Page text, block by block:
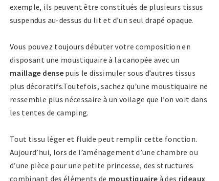
exemple, ils peuvent être constitués de plusieurs tissus
suspendus au-dessus du lit et d’un seul drapé opaque.
Vous pouvez toujours débuter votre composition en
disposant une moustiquaire à la canopée avec un
maillage densepuis le dissimuler sous d’autres tissus
plus décoratifs.Toutefois, sachez qu’une moustiquaire ne
ressemble plus nécessaire à un voilage que l’on voit dans
les tentes de camping.
Tout tissu léger et fluide peut remplir cette fonction.
Aujourd’hui, lors de l’aménagement d’une chambre ou
d’une pièce pour une petite princesse, des structures
combinant des éléments de moustiquaire à des rideaux